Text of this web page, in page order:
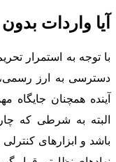
آیا واردات
با توجه به استمرار
دسترسی به ارز
آینده همچنان
البته به شرطی که
باشد و ابزارهای